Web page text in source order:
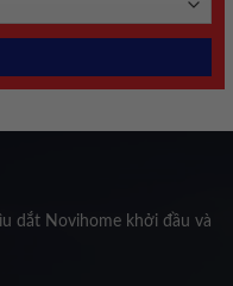
dắt Novihome khởi đầu và